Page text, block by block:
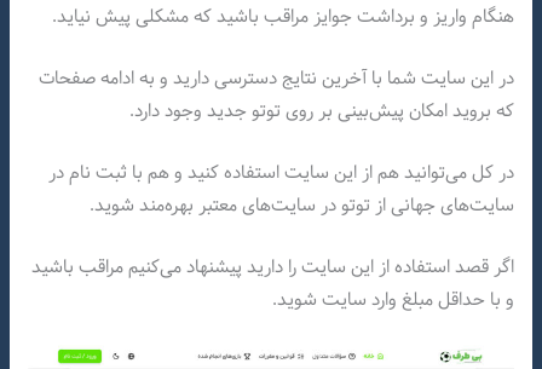
هنگام واریز و برداشت جوایز مراقب باشید که مشکلی پیش نیاید.
در این سایت شما با آخرین نتایج دسترسی دارید و به ادامه صفحات
که بروید امکان پیش‌بینی بر روی توتو جدید وجود دارد.
در کل می‌توانید هم از این سایت استفاده کنید و هم با ثبت نام در
سایت‌های جهانی از توتو در سایت‌های معتبر بهره‌مند شوید.
اگر قصد استفاده از این سایت را دارید پیشنهاد می‌کنیم مراقب باشید
و با حداقل مبلغ وارد سایت شوید.